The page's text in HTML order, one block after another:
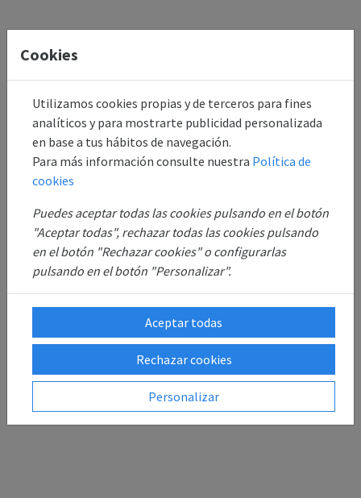
Cookies
Utilizamos cookies propias y de terceros para fines
analíticos y para mostrarte publicidad personalizada
en base a tus hábitos de navegación.
Para más información consulte nuestra Política de
cookies
Puedes aceptar todas las cookies pulsando en el botón
"Aceptar todas", rechazar todas las cookies pulsando
en el botón "Rechazar cookies" o configurarlas
pulsando en el botón "Personalizar".
Aceptar todas
Rechazar cookies
Personalizar